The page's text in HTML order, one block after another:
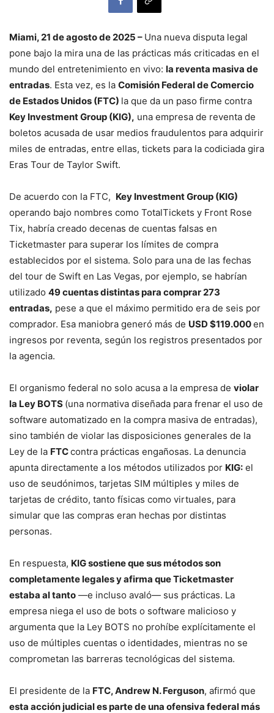
Miami, 21 de agosto de 2025 – Una nueva disputa legal
pone bajo la mira una de las prácticas más criticadas en el
mundo del entretenimiento en vivo: la reventa masiva de
entradas. Esta vez, es la Comisión Federal de Comercio
de Estados Unidos (FTC) la que da un paso firme contra
Key Investment Group (KIG), una empresa de reventa de
boletos acusada de usar medios fraudulentos para adquirir
miles de entradas, entre ellas, tickets para la codiciada gira
Eras Tour de Taylor Swift.
De acuerdo con la FTC, Key Investment Group (KIG)
operando bajo nombres como TotalTickets y Front Rose
Tix, habría creado decenas de cuentas falsas en
Ticketmaster para superar los límites de compra
establecidos por el sistema. Solo para una de las fechas
del tour de Swift en Las Vegas, por ejemplo, se habrían
utilizado 49 cuentas distintas para comprar 273
entradas, pese a que el máximo permitido era de seis por
comprador. Esa maniobra generó más de USD $119.000en
ingresos por reventa, según los registros presentados por
la agencia.
El organismo federal no solo acusa a la empresa de violar
la Ley BOTS (una normativa diseñada para frenar el uso de
software automatizado en la compra masiva de entradas),
sino también de violar las disposiciones generales de la
Ley de la FTCcontra prácticas engañosas. La denuncia
apunta directamente a los métodos utilizados por KIG: el
uso de seudónimos, tarjetas SIM múltiples y miles de
tarjetas de crédito, tanto físicas como virtuales, para
simular que las compras eran hechas por distintas
personas.
En respuesta, KIG sostiene que sus métodos son
completamente legales y afirma que Ticketmaster
estaba al tanto —e incluso avaló— sus prácticas. La
empresa niega el uso de bots o software malicioso y
argumenta que la Ley BOTS no prohíbe explícitamente el
uso de múltiples cuentas o identidades, mientras no se
comprometan las barreras tecnológicas del sistema.
El presidente de la FTC, Andrew N. Ferguson, afirmó que
esta acción judicial es parte de una ofensiva federal más